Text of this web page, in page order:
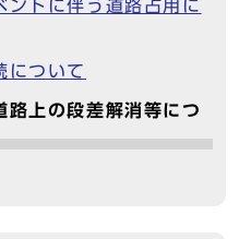
ントに伴う道路占用に
について
路上の段差解消等につ